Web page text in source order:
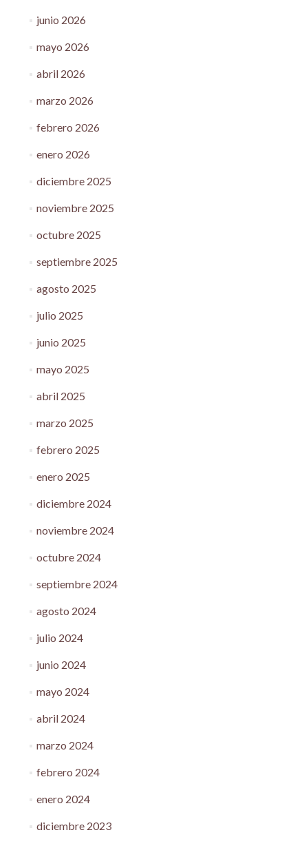
junio 2026
mayo 2026
abril 2026
marzo 2026
febrero 2026
enero 2026
diciembre 2025
noviembre 2025
octubre 2025
septiembre 2025
agosto 2025
julio 2025
junio 2025
mayo 2025
abril 2025
marzo 2025
febrero 2025
enero 2025
diciembre 2024
noviembre 2024
octubre 2024
septiembre 2024
agosto 2024
julio 2024
junio 2024
mayo 2024
abril 2024
marzo 2024
febrero 2024
enero 2024
diciembre 2023